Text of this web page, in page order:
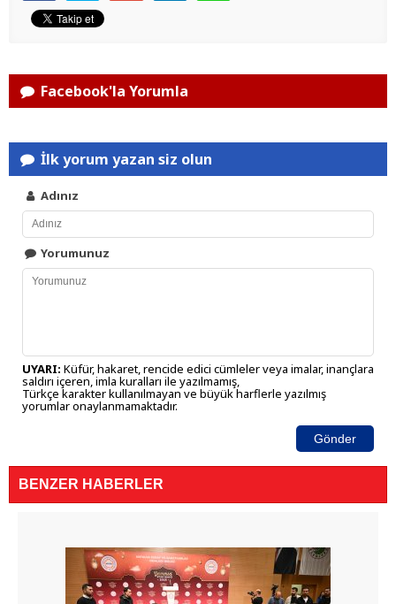
Facebook'la Yorumla
İlk yorum yazan siz olun
Adınız
Yorumunuz
UYARI: Küfür, hakaret, rencide edici cümleler veya imalar, inançlara
saldırı içeren, imla kuralları ile yazılmamış,
Türkçe karakter kullanılmayan ve büyük harflerle yazılmış
yorumlar onaylanmamaktadır.
Gönder
BENZER HABERLER